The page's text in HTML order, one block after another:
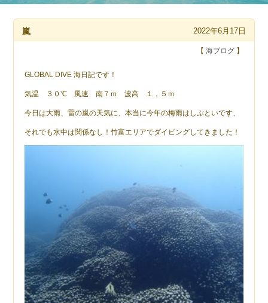
嵐 2022年6月17日
【 海ブログ】
GLOBAL DIVE 海日記です！
気温 ３０℃ 風速 南７ｍ 波高 １，５ｍ
今日は大雨、雷の嵐の天気に、本当に今年の梅雨はしぶといです、
それでも水中は関係なし！竹富エリアでダイビングしてきました！